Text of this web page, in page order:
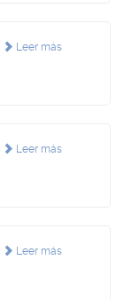
Leer más
Leer más
Leer más